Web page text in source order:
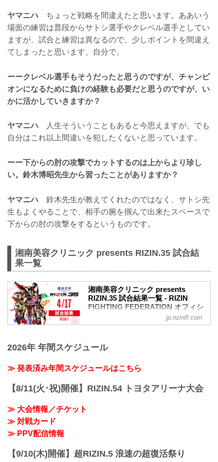
ヤマニハ ちょっと戦略を間違えたと思います。ああいう
場面の練習は普段からサトシ選手やクレベル選手としてい
ますが、試合と練習は異なるので、少しポイントを間違え
てしまったと思います、自分で。
ーークレベル選手もそうだったと思うのですが、チャンピ
オンになるために負けの経験も必要だと思うのですが、い
かに活かしていきますか？
ヤマニハ 人生そういうこともあると今思えますが、でも
自分はこれ以上間違いを犯したくないと思っています。
ーー下からの肘の攻撃でカットするのは上からより珍し
い。鈴木博昭先生から習ったことがありますか？
ヤマニハ 鈴木先生が教えてくれたのではなく、サトシ先
生もよくやることで、相手の腕を掴んで出来たスペースで
下からの肘の攻撃をするというものです。
湘南美容クリニック presents RIZIN.35 試合結
果一覧
湘南美容クリニック presents
RIZIN.35 試合結果一覧 - RIZIN
FIGHTING FEDERATION オフィシ
ース
（WIN）ホベルト・サトシ・ソウザ vs.
ジョニー・ケース（LOSE）
1R 3分32秒 SUB（タップアウト：アーム
バー）
3R 判定 （3-0）
≫ 試合結果詳...
jp.rizinff.com
2026年 年間スケジュール
≫ 発表済み年間スケジュールはこちら
【8/11(火･祝)開催】RIZIN.54 トヨタアリーナ大会
≫ 大会情報／チケット
≫ 対戦カード
≫ PPV配信情報
【9/10(木)開催】超RIZIN.5 浪速の超復活祭り